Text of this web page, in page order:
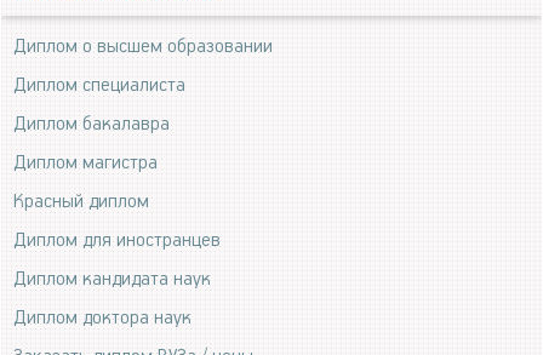
Диплом о высшем образовании
Диплом специалиста
Диплом бакалавра
Диплом магистра
Красный диплом
Диплом для иностранцев
Диплом кандидата наук
Диплом доктора наук